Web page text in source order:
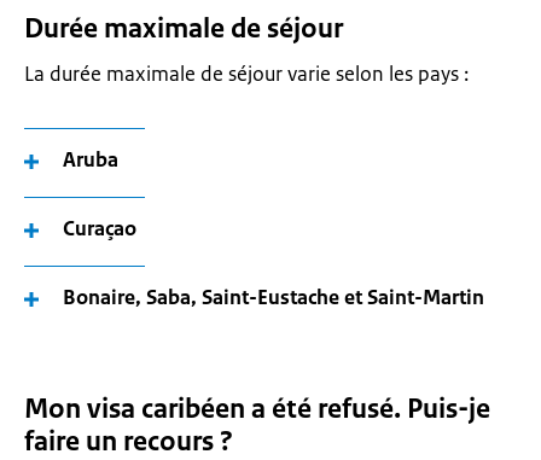
Durée maximale de séjour
La durée maximale de séjour varie selon les pays :
Aruba
Curaçao
Bonaire, Saba, Saint-Eustache et Saint-Martin
Mon visa caribéen a été refusé. Puis-je
faire un recours ?